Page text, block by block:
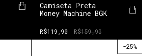
Camiseta Preta
Money Machine BGK
R$119,90 R$159,90
-25%